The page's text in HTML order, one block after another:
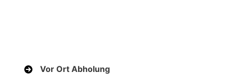
Vor Ort Abholung